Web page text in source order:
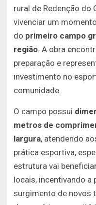
rural de Redenção do
vivenciar um
do primeiro campo
região. A obra
preparação e
investimento no
comunidade.
O campo possui
metros de
largura, atendendo
prática esportiva,
estrutura vai
locais, incentivando a
surgimento de novos